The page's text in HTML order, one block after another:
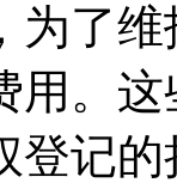
为了
用。
登记